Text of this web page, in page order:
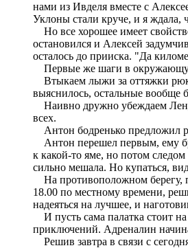
нами из Ивделя вместе с
Уклоны стали круче, и я ждала,
Но все хорошее имеет
остановился и Алексей
осталось до прииска. "Да
Первые же шаги в окружающую
Втыкаем лыжи за оттяжки
выяснилось, остальные вообще
Наивно дружно убеждаем Лену
всех.
Антон бодренько предложил
Антон перешел первым, ему
к какой-то яме, но потом
сильно мешала. Но купаться,
На противоположном берегу,
18.00 по местному времени,
надеяться на лучшее, и
И пусть сама палатка стоит
приключений. Адреналин
Решив завтра в связи с